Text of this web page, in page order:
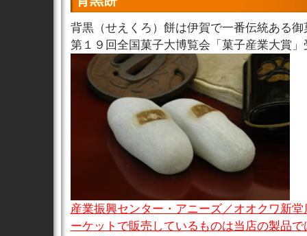
背黒（せえくろ）餅は伊賀で一番伝統ある御
第１９回全国菓子大博覧会「菓子産業大賞」
産業振興センター・アニーズ／オオクワ新堂
ーケットで販売しているものは当店の製品